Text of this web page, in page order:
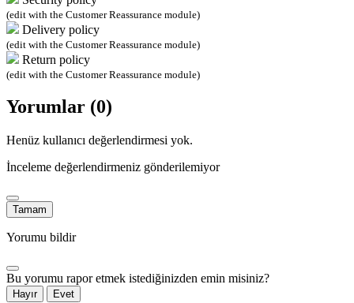
(edit with the Customer Reassurance module)
Delivery policy
(edit with the Customer Reassurance module)
Return policy
(edit with the Customer Reassurance module)
Yorumlar (0)
Henüz kullanıcı değerlendirmesi yok.
İnceleme değerlendirmeniz gönderilemiyor
Tamam
Yorumu bildir
Bu yorumu rapor etmek istediğinizden emin misiniz?
Hayır Evet